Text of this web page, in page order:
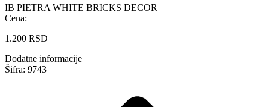
IB PIETRA WHITE BRICKS DECOR
Cena:
1.200 RSD
Dodatne informacije
Šifra: 9743